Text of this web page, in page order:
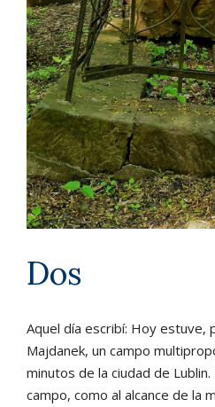
Dos
Aquel día escribí: Hoy estuve,
Majdanek, un campo
minutos de la ciudad de
campo, como al alcance de la